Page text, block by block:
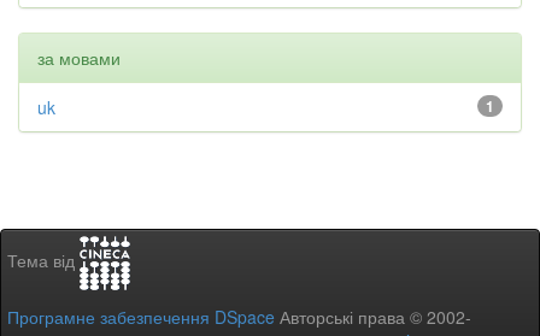
за мовами
1
uk
Тема від
Програмне забезпечення DSpace Авторські права © 2002-